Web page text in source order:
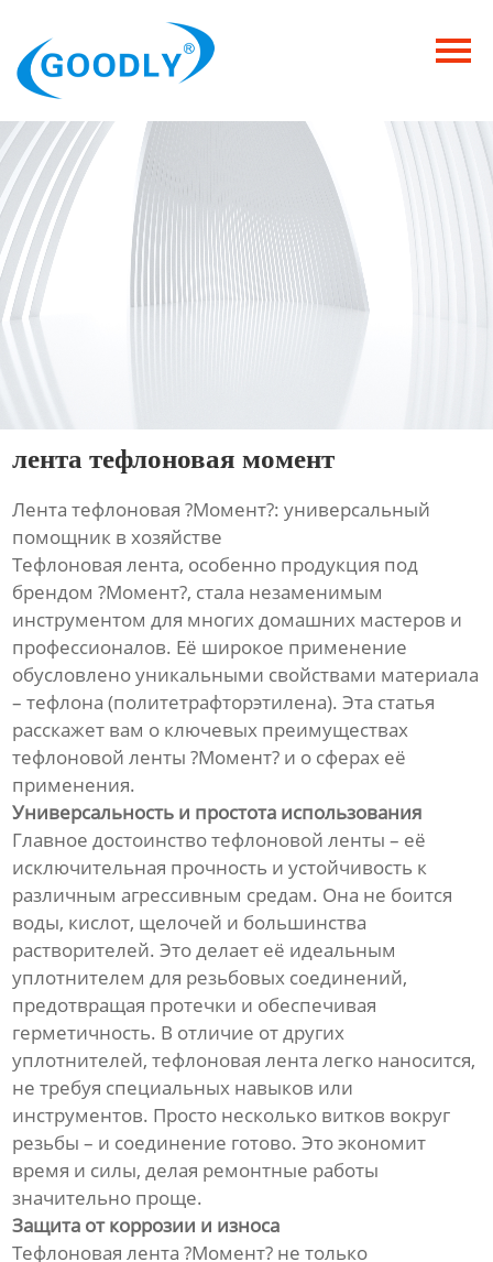
Продукция
ОТРАСЛИ
Категория
Новости
Контакты
лента тефлоновая момент
Лента тефлоновая ?Момент?: универсальный
помощник в хозяйстве
Тефлоновая лента, особенно продукция под
брендом ?Момент?, стала незаменимым
инструментом для многих домашних мастеров и
профессионалов. Её широкое применение
обусловлено уникальными свойствами материала
– тефлона (политетрафторэтилена). Эта статья
расскажет вам о ключевых преимуществах
тефлоновой ленты ?Момент? и о сферах её
применения.
Универсальность и простота использования
Главное достоинство тефлоновой ленты – её
исключительная прочность и устойчивость к
различным агрессивным средам. Она не боится
воды, кислот, щелочей и большинства
растворителей. Это делает её идеальным
уплотнителем для резьбовых соединений,
предотвращая протечки и обеспечивая
герметичность. В отличие от других
уплотнителей, тефлоновая лента легко наносится,
не требуя специальных навыков или
инструментов. Просто несколько витков вокруг
резьбы – и соединение готово. Это экономит
время и силы, делая ремонтные работы
значительно проще.
Защита от коррозии и износа
Тефлоновая лента ?Момент? не только